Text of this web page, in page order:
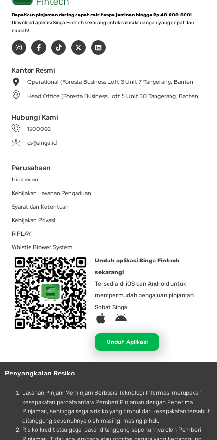
Dapatkan pinjaman daring cepat cair tanpa jaminan hingga Rp 48.000.000!
Download aplikasi Singa Fintech sekarang untuk solusi keuangan yang cepat dan
mudah!
I
n
s
a
g
r
a
m
F
a
c
b
o
-
T
i
k
X
-
t
t
r
L
i
n
i
Kantor Resmi
Operational (Foresta Business Loft 3 Unit 7 Tangerang, Banten
Head Office (Foresta Business Loft 5 Unit 30 Tangerang, Banten
Hubungi Kami
1500066
cs@singa.id
Perusahaan
Himbauan
Kebijakan Layanan Pengaduan
Syarat dan Ketentuan
Kebijakan Privasi
RIPLAY
Whistle Blower System
Unduh aplikasi Singa Fintech
sekarang!
Tersedia di iOS dan Android untuk
mempermudah pengajuan pinjaman
Sobat Singa!
A
p
l
e
A
d
r
o
d
Unduh Aplikasi
Penyangkalan Resiko
Layanan Pinjam Meminjam Berbasis Teknologi Informasi merupakan
kesepakatan perdata antara Pemberi Pinjaman dengan Penerima
Pinjaman, sehingga segala risiko yang timbul dari kesepakatan tersebut
ditanggung sepenuhnya oleh masing-masing pihak.
Risiko kredit atau gagal bayar ditanggung sepenuhnya oleh Pemberi